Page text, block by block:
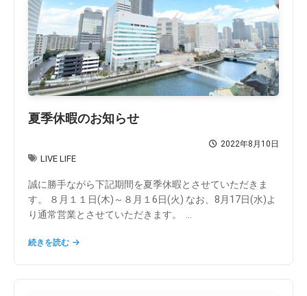
夏季休暇のお知らせ
2022年8月10日
LIVE LIFE
誠に勝手ながら下記期間を夏季休暇とさせていただきま
す。 ８月１１日(木)～８月１6日(火) なお、8月17日(水)よ
り通常営業とさせていただきます。 ...
続きを読む